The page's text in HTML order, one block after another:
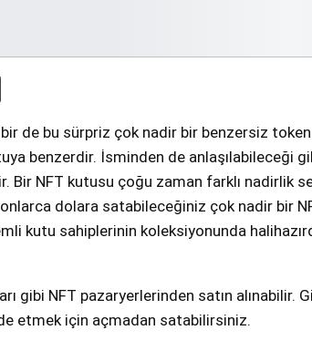
de bu sürpriz çok nadir bir benzersiz
benzerdir. İsminden de anlaşılabileceği
Bir NFT kutusu çoğu zaman farklı nadirlik
dolara satabileceğiniz çok nadir bir
kutu sahiplerinin koleksiyonunda
gibi NFT pazaryerlerinden satın alınabilir.
etmek için açmadan satabilirsiniz.